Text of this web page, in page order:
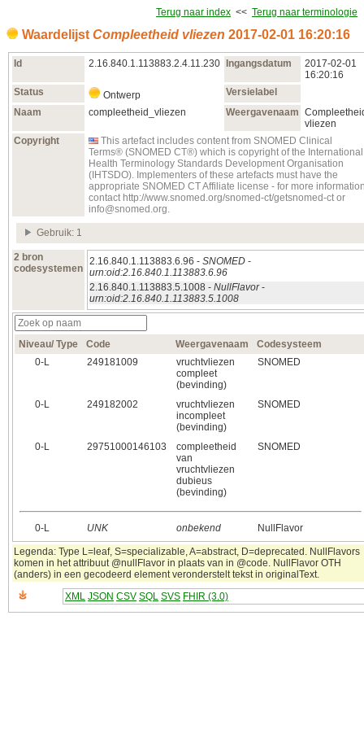
Terug naar index << Terug naar terminologie
Waardelijst Compleetheid vliezen 2017‑02‑01 16:20:16
Id 2.16.840.1.113883.2.4.11.230 Ingangsdatum
2017‑02‑01
16:20:16
Status
Ontwerp
Versielabel
Naam
compleetheid_vliezen Weergavenaam
vliezen
Copyright
This artefact includes content from SNOMED Clinical
Terms® (SNOMED CT®) which is copyright of the International
Health Terminology Standards Development Organisation
(IHTSDO). Implementers of these artefacts must have the
appropriate SNOMED CT Affiliate license - for more
contact http://www.snomed.org/snomed-ct/getsnomed-ct or
info@snomed.org.
Gebruik: 1
2 bron
codesystemen
2.16.840.1.113883.6.96 - SNOMED -
urn:oid:2.16.840.1.113883.6.96
2.16.840.1.113883.5.1008 - NullFlavor-
urn:oid:2.16.840.1.113883.5.1008
Niveau/ Type Code Weergavenaam
Codesysteem
0‑L
249181009
vruchtvliezen
compleet
(bevinding)
SNOMED
0‑L 249182002
vruchtvliezen
incompleet
(bevinding)
SNOMED
0‑L 29751000146103
compleetheid
van
vruchtvliezen
dubieus
(bevinding)
SNOMED
0‑L UNK onbekend NullFlavor
Legenda: Type L=leaf, S=specializable, A=abstract, D=deprecated. NullFlavors
komen in het attribuut @nullFlavor in plaats van in @code. NullFlavor OTH
(anders) in een gecodeerd element veronderstelt tekst in originalText.
XML JSON CSV SQL SVS FHIR (3.0)